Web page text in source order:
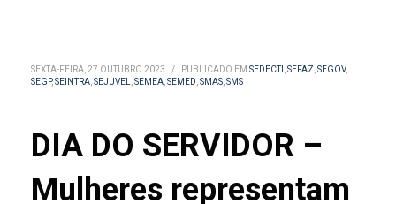
SEXTA-FEIRA, 27 OUTUBRO 2023 / PUBLICADO EM SEDECTI ,SEFAZ,SEGOV,
SEGP,SEINTRA,SEJUVEL,SEMEA,SEMED,SMAS,SMS
DIA DO SERVIDOR –
Mulheres representam